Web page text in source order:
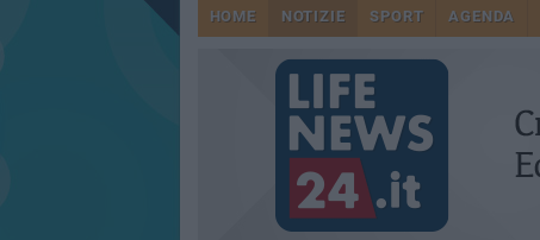
HOME NOTIZIE SPORT AGENDA